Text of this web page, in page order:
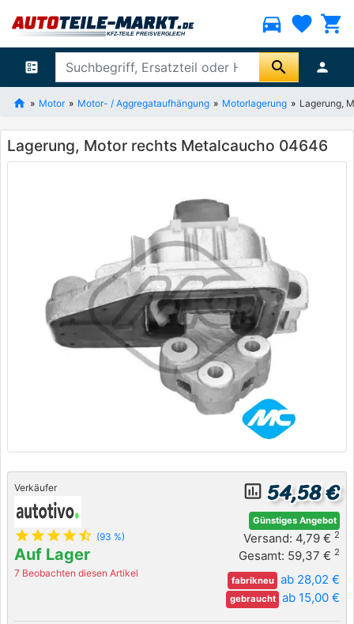
directions_car favorite shopping_cart
ballot search person
Motor Motor- / Aggregataufhängung Motorlagerung Lagerung,
Lagerung, Motor rechts Metalcaucho 04646
Verkäufer
star star star star star_half (93 %)
Auf Lager
7 Beobachten diesen Artikel
insert_chart_outlined 54,58 €
Günstiges Angebot
Versand: 4,79 € 2
Gesamt: 59,37 € 2
fabrikneu ab 28,02 €
gebraucht ab 15,00 €